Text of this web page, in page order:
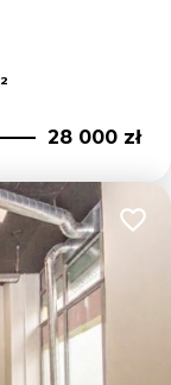
2
28 000 zł